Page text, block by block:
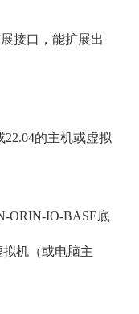
接口，能扩展出
22.04的主机或虚拟
ORIN-IO-BASE底
拟机（或电脑主